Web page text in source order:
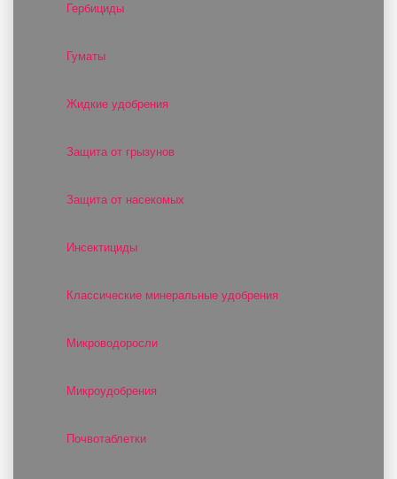
Гербициды
Гуматы
Жидкие удобрения
Защита от грызунов
Защита от насекомых
Инсектициды
Классические минеральные удобрения
Микроводоросли
Микроудобрения
Почвотаблетки